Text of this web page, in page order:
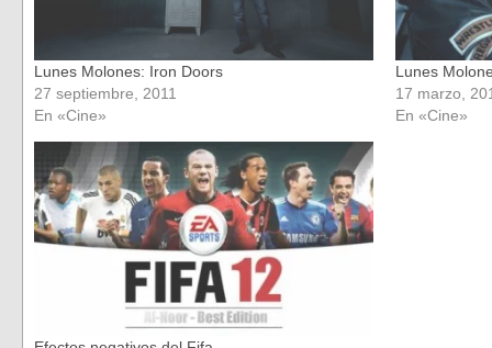
Lunes Molones: Iron Doors
27 septiembre, 2011
En «Cine»
Lunes
17 marzo,
En «Cine»